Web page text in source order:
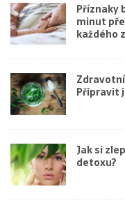
Příznaky
minut
každého
Připravit
Jak si
detoxu?